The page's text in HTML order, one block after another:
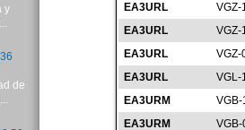
EA3URL
VGZ-
EA3URL
VGZ-
EA3URL
VGZ-
EA3URL
VGL-
EA3URM
VGB-
EA3URM
y
de